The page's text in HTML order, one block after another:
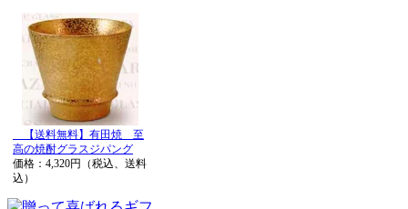
【送料無料】有田焼 至
高の焼酎グラスジパング
価格：4,320円（税込、送料
込）